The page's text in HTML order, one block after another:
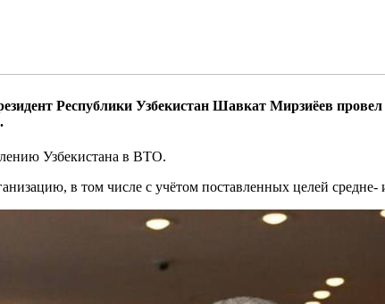
Республики Узбекистан Шавкат Мирзиёев
Узбекистана в ВТО.
в том числе с учётом поставленных целей средне-